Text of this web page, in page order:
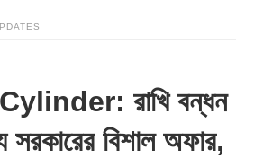
রাখি বন্ধন
সরকারের বিশাল অফার,